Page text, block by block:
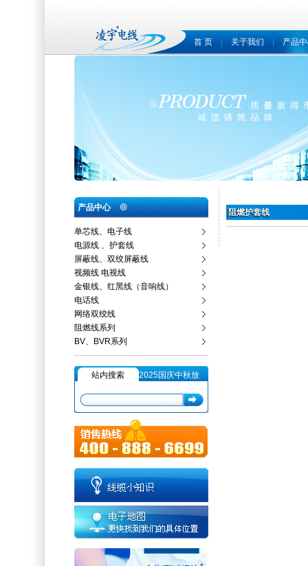
首 页 关于我们 产品
产品中心
单芯线、电子线
电源线 、护套线
屏蔽线、双绞屏蔽线
视频线 电视线
金银线、红黑线（音响线）
电话线
网络双绞线
阻燃线系列
BV、BVR系列
站内搜索
2025国庆中秋放
阻燃护套线